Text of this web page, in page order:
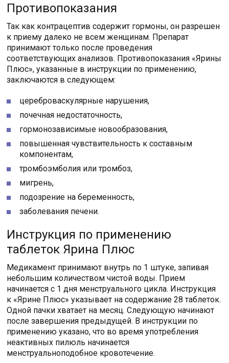
Противопоказания
Так как контрацептив содержит гормоны, он разрешен
к приему далеко не всем женщинам. Препарат
принимают только после проведения
соответствующих анализов. Противопоказания «Ярины
Плюс», указанные в инструкции по применению,
заключаются в следующем:
цереброваскулярные нарушения,
почечная недостаточность,
гормонозависимые новообразования,
повышенная чувствительность к составным
компонентам,
тромбоэмболия или тромбоз,
мигрень,
подозрение на беременность,
заболевания печени.
Инструкция по применению
таблеток Ярина Плюс
Медикамент принимают внутрь по 1 штуке, запивая
небольшим количеством чистой воды. Прием
начинается с 1 дня менструального цикла. Инструкция
к «Ярине Плюс» указывает на содержание 28 таблеток.
Одной пачки хватает на месяц. Следующую начинают
после завершения предыдущей. В инструкции по
применению указано, что во время употребления
неактивных пилюль начинается
менструальноподобное кровотечение.